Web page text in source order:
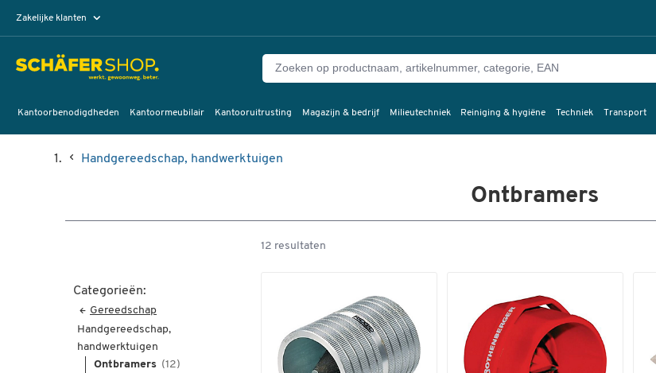
Zakelijke klanten
Kantoorbenodigdheden Kantoormeubilair Kantooruitrusting Magazijn & bedrijf Milieutechniek Reiniging & hygiëne Techniek Transport
Handgereedschap, handwerktuigen
Ontbramers
Categorieën:
Gereedschap
Handgereedschap,
handwerktuigen
Ontbramers (12)
12 resultaten